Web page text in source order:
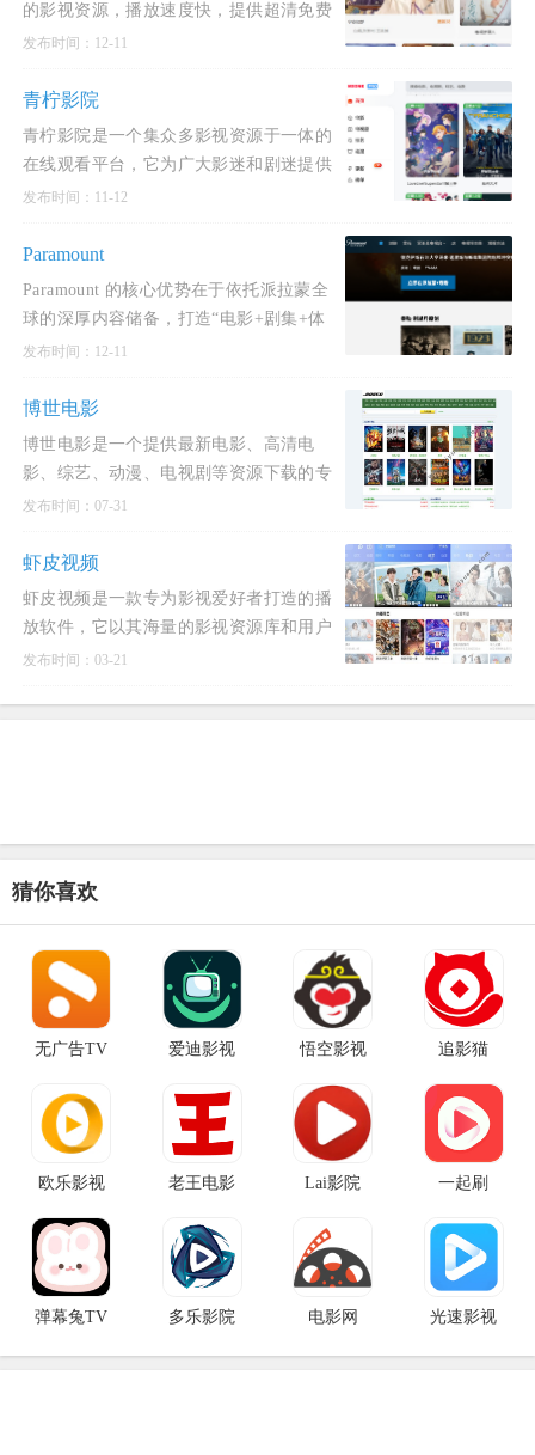
的影视资源，播放速度快，提供超清免费
观影体验。
发布时间：12-11
青柠影院
青柠影院是一个集众多影视资源于一体的
在线观看平台，它为广大影迷和剧迷提供
了一个方便快捷的观影渠道。
发布时间：11-12
Paramount
Paramount 的核心优势在于依托派拉蒙全
球的深厚内容储备，打造“电影+剧集+体
育+新闻+家庭娱乐”的综合型流媒体平
发布时间：12-11
博世电影
博世电影是一个提供最新电影、高清电
影、综艺、动漫、电视剧等资源下载的专
业网站。在这里，用户可以轻松找到并分
发布时间：07-31
虾皮视频
虾皮视频是一款专为影视爱好者打造的播
放软件，它以其海量的影视资源库和用户
友好的界面设计赢得了广泛的好评。
发布时间：03-21
猜你喜欢
无广告TV 爱迪影视 悟空影视 追影猫
欧乐影视 老王电影 Lai影院 一起刷
弹幕兔TV 多乐影院 电影网 光速影视